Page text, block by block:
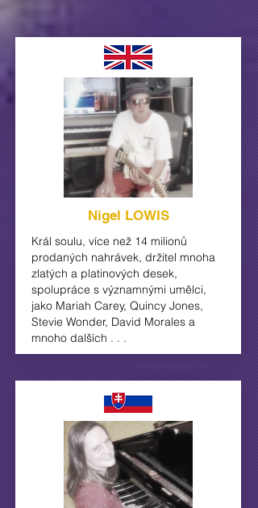
Nigel LOWIS
Král soulu, více než 14 milionů
prodaných nahrávek, držitel mnoha
zlatých a platinových desek,
spolupráce s významnými umělci,
jako Mariah Carey, Quincy Jones,
Stevie Wonder, David Morales a
mnoho dalších . . .